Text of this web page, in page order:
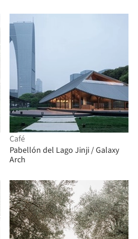
Café
Pabellón del Lago Jinji / Galaxy
Arch